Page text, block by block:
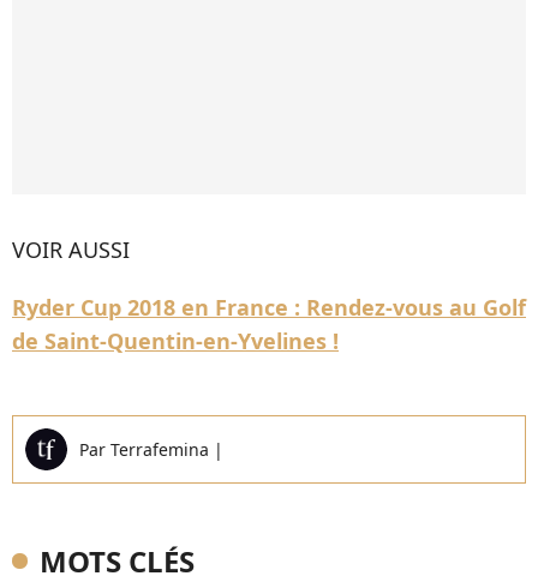
VOIR AUSSI
Ryder Cup 2018 en France : Rendez-vous au Golf
de Saint-Quentin-en-Yvelines !
Par Terrafemina |
MOTS CLÉS